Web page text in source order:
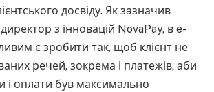
досвіду. Як зазначив
з інновацій NovaPay, в e-
є зробити так, щоб клієнт не
речей, зокрема і платежів, аби
і оплати був максимально